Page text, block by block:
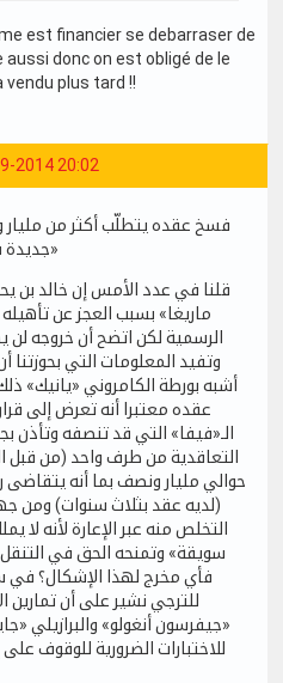
est financier se debarraser de
donc on est obligé de le
plus tard !!
2014 20:02
فسخ عقده يتطلّب أكثر من مليار
جديدة في الترجي بسبب المالي «ماريغا»
قلنا في عدد الأمس إن خالد بن
ماريغا» بسبب العجز عن
الرسمية لكن اتضح أن خروجه لن
وتفيد المعلومات التي
أشبه بورطة الكامروني «يانيك»
عقده معتبرا أنه تعرض إلى
الـ«فيفا» التي قد تنصفه وتأذن
التعاقدية من طرف واحد (من قبل
(لديه عقد بثلاث سنوات) ومن
التخلص منه عبر الإعارة لأنه لا
سويقة» وتمنحه الحق في
فأي مخرج لهذا الإشكال؟ في
للترجي نشير على أن
«جيفرسون أنغولو» والبرازيلي
للاختبارات الضرورية للوقوف